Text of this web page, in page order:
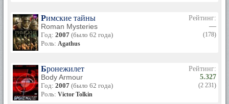
Римские тайны
Roman Mysteries
Год: 2007 (было 62 года)
Роль: Agathus
Рейтинг:
—
(178)
Бронежилет
Body Armour
Год: 2007 (было 62 года)
Роль: Victor Tolkin
Рейтинг:
5.327
(2 231)